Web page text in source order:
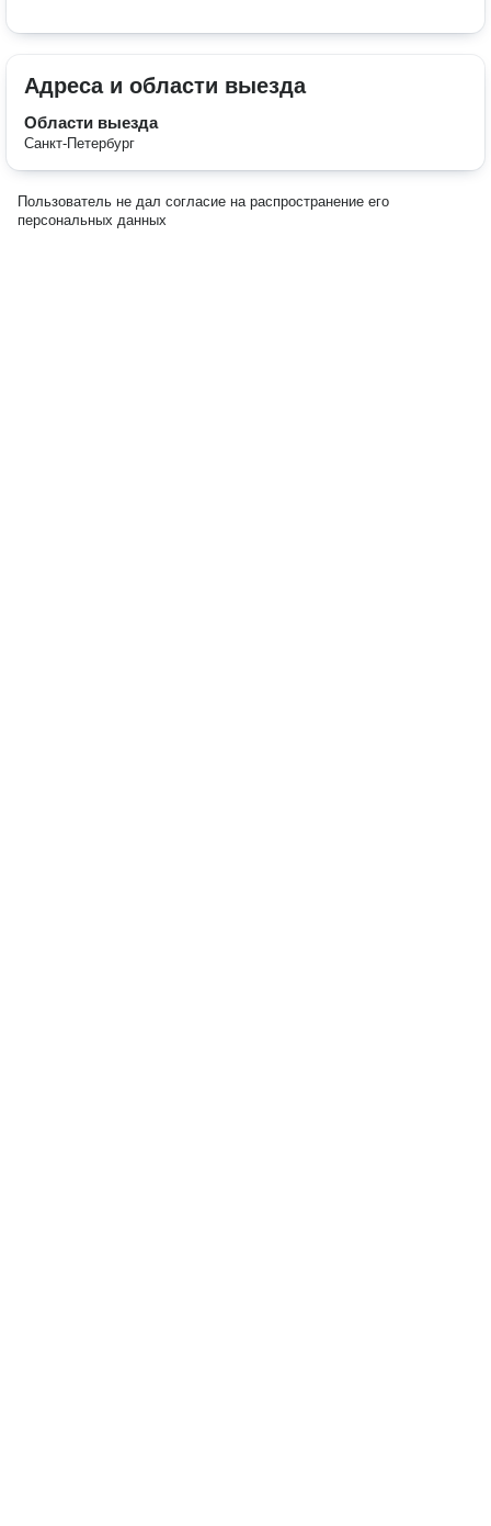
Адреса и области выезда
Области выезда
Санкт-Петербург
Пользователь не дал согласие на распространение его
персональных данных